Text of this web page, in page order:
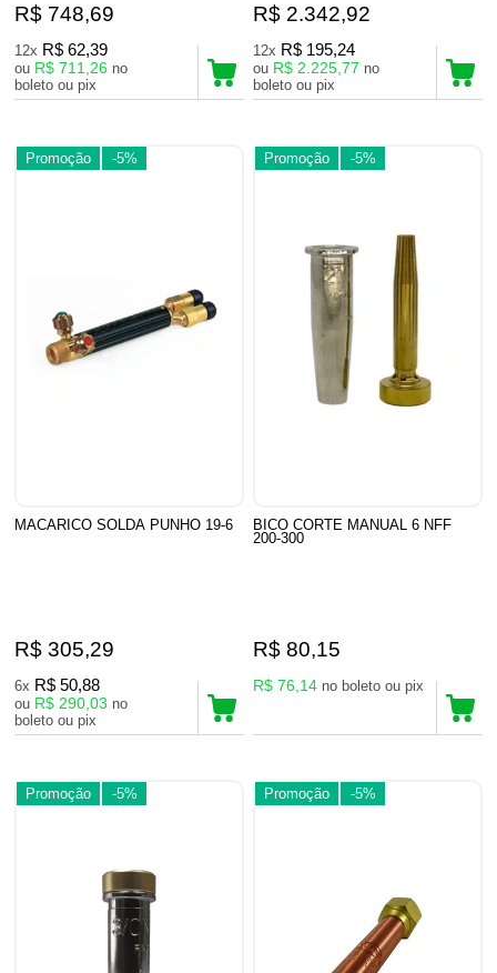
R$ 748,69
12x R$ 62,39
ou R$ 711,26 no
boleto ou pix
R$ 2.342,92
12x R$ 195,24
ou R$ 2.225,77 no
boleto ou pix
Promoção -5%
MACARICO SOLDA PUNHO 19-6
R$ 305,29
6x R$ 50,88
ou R$ 290,03 no
boleto ou pix
Promoção -5%
BICO CORTE MANUAL 6 NFF
200-300
R$ 80,15
R$ 76,14 no boleto ou pix
Promoção -5% Promoção -5%